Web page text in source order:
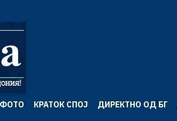
КРАТОК СПОЈ ДИРЕКТНО ОД БГ